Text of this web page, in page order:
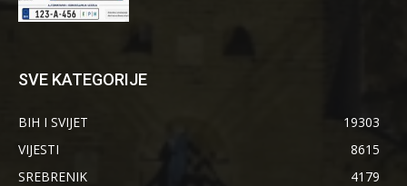
SVE KATEGORIJE
BIH I SVIJET
19303
VIJESTI
8615
SREBRENIK
4179